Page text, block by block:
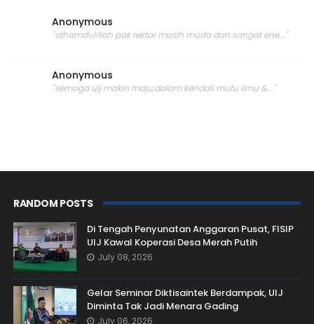
Anonymous
"alhamdulillah pak rektor masih muda dan sangat ene..."
Anonymous
"semoga uij makin maju,dalam kendali mutu ilmu &..."
RANDOM POSTS
Di Tengah Penyunatan Anggaran Pusat, FISIP
UIJ Kawal Koperasi Desa Merah Putih
July 08, 2026
Gelar Seminar Diktisaintek Berdampak, UIJ
Diminta Tak Jadi Menara Gading
July 06, 2026